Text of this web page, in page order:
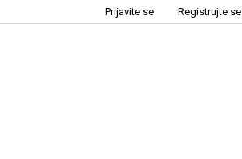
Prijavite se Registrujte se